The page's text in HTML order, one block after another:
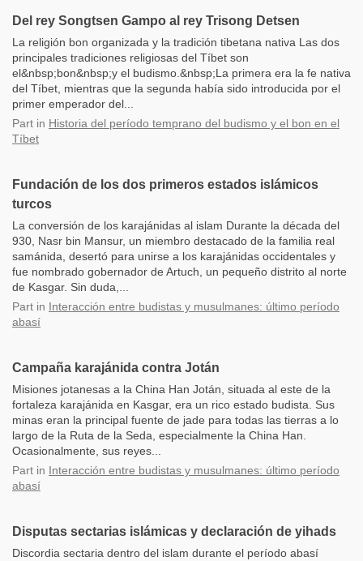
Del rey Songtsen Gampo al rey Trisong Detsen
La religión bon organizada y la tradición tibetana nativa Las dos
principales tradiciones religiosas del Tíbet son
el&nbsp;bon&nbsp;y el budismo.&nbsp;La primera era la fe nativa
del Tíbet, mientras que la segunda había sido introducida por el
primer emperador del...
Part in Historia del período temprano del budismo y el bon en el
Tíbet
Fundación de los dos primeros estados islámicos
turcos
La conversión de los karajánidas al islam Durante la década del
930, Nasr bin Mansur, un miembro destacado de la familia real
samánida, desertó para unirse a los karajánidas occidentales y
fue nombrado gobernador de Artuch, un pequeño distrito al norte
de Kasgar. Sin duda,...
Part in Interacción entre budistas y musulmanes: último período
abasí
Campaña karajánida contra Jotán
Misiones jotanesas a la China Han Jotán, situada al este de la
fortaleza karajánida en Kasgar, era un rico estado budista. Sus
minas eran la principal fuente de jade para todas las tierras a lo
largo de la Ruta de la Seda, especialmente la China Han.
Ocasionalmente, sus reyes...
Part in Interacción entre budistas y musulmanes: último período
abasí
Disputas sectarias islámicas y declaración de yihads
Discordia sectaria dentro del islam durante el período abasí